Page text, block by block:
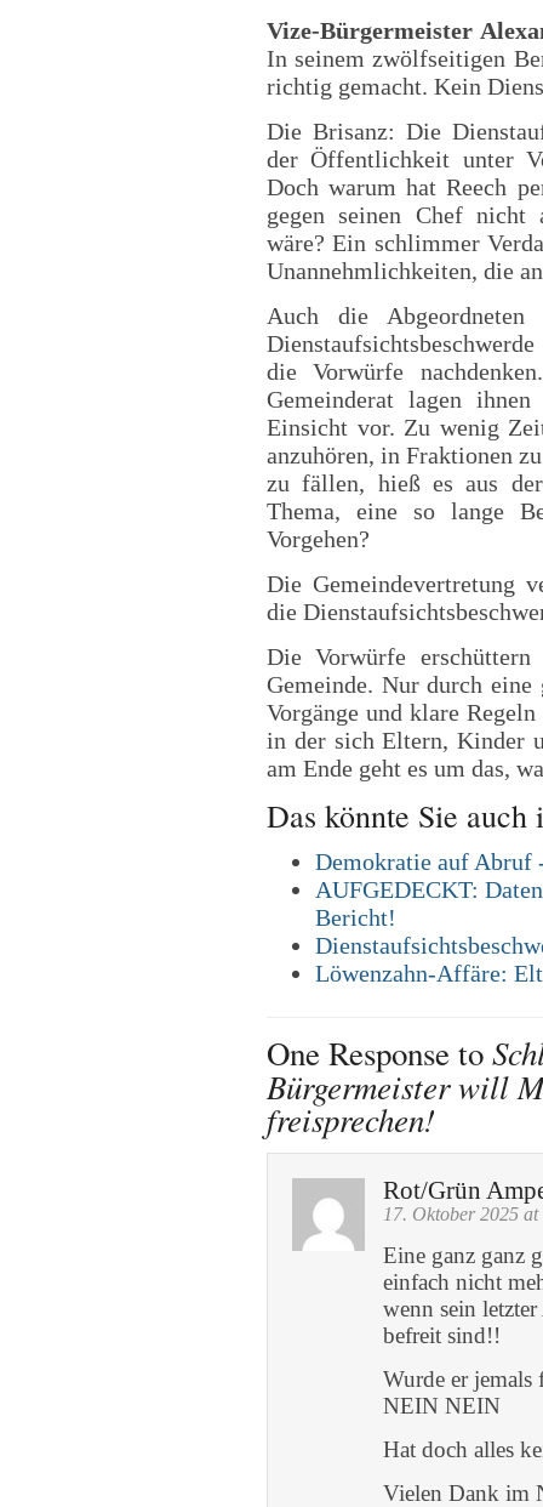
Vize-Bürgermeister
In seinem zwölfseitigen
richtig gemacht. Kein
Die Brisanz: Die
der Öffentlichkeit unter
Doch warum hat Reech
gegen seinen Chef nicht
wäre? Ein schlimmer
Unannehmlichkeiten, die
Auch die
die Vorwürfe
Gemeinderat lagen
Einsicht vor. Zu wenig
anzuhören, in Fraktionen
zu fällen, hieß es aus
Thema, eine so lange
Vorgehen?
Die Gemeindevertretung
die
Die Vorwürfe
Gemeinde. Nur durch
Vorgänge und klare
in der sich Eltern, Kinder
am Ende geht es um das,
Das könnte Sie auch
Demokratie auf Abruf
AUFGEDECKT:
Bericht!
Löwenzahn-Affäre:
One Response to
Bürgermeister will
freisprechen!
Rot/Grün
17. Oktober 2025 at
Eine ganz ganz
einfach nicht
wenn sein
befreit sind!!
Wurde er jemals
NEIN NEIN
Hat doch alles
Vielen Dank im